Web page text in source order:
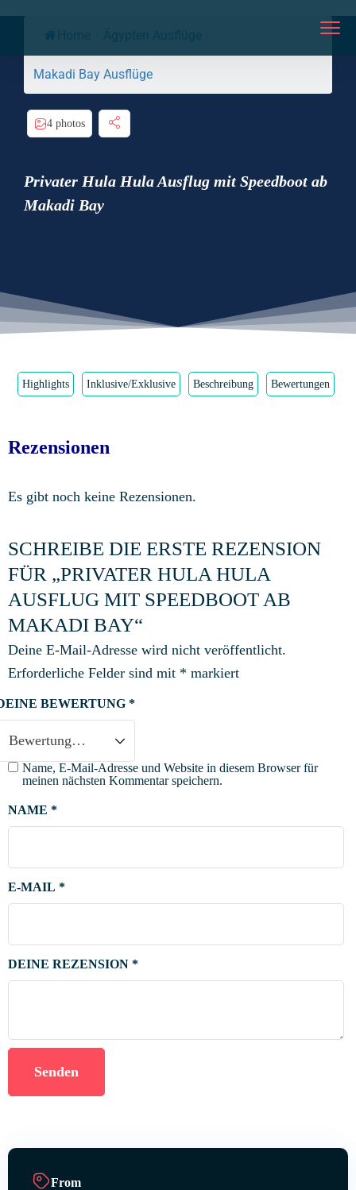
Makadi Bay Ausflüge
4 photos
Privater Hula Hula Ausflug mit Speedboot ab
Makadi Bay
Highlights Inklusive/Exklusive Beschreibung Bewertungen
Rezensionen
Es gibt noch keine Rezensionen.
SCHREIBE DIE ERSTE REZENSION
FÜR „PRIVATER HULA HULA
AUSFLUG MIT SPEEDBOOT AB
MAKADI BAY“
Deine E-Mail-Adresse wird nicht veröffentlicht.
Erforderliche Felder sind mit * markiert
BEWERTUNG *
DEINE REZENSION *
NAME *
E-MAIL *
Name, E-Mail-Adresse und Website in diesem Browser für
meinen nächsten Kommentar speichern.
From